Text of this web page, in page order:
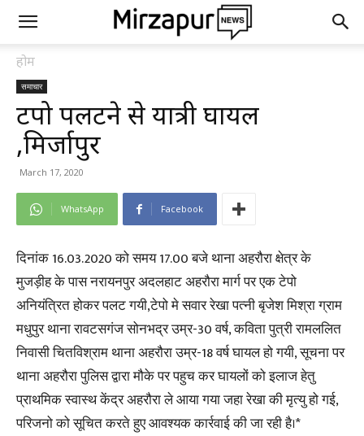
होम
समाचार
टेंपो पलटने से यात्री घायल
,मिर्जापुर
March 17, 2020
WhatsApp Facebook
दिनांक 16.03.2020 को समय 17.00 बजे थाना अहरौरा क्षेत्र के
मुजड़ीह के पास नरायनपुर अदलहाट अहरौरा मार्ग पर एक टेपो
अनियंत्रित होकर पलट गयी,टेपो मे सवार रेखा पत्नी बृजेश मिश्रा ग्राम
मधुपुर थाना रावटसगंज सोनभद्र उम्र-30 वर्ष, कविता पुत्री रामललित
निवासी चितविश्राम थाना अहरौरा उम्र-18 वर्ष घायल हो गयी, सूचना पर
थाना अहरौरा पुलिस द्वारा मौके पर पहुच कर घायलों को इलाज हेतु
प्राथमिक स्वास्थ केंद्र अहरौरा ले आया गया जहा रेखा की मृत्यु हो गई,
परिजनो को सूचित करते हुए आवश्यक कार्रवाई की जा रही है।*